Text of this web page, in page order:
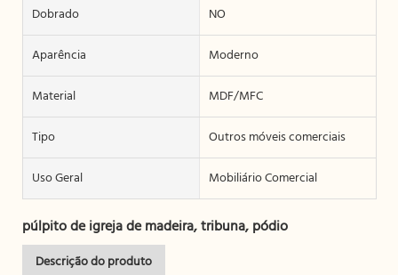
Dobrado
NO
Aparência
Moderno
Material
MDF/MFC
Tipo
Outros móveis comerciais
Uso Geral
Mobiliário Comercial
púlpito de igreja de madeira, tribuna, pódio
Descrição do produto